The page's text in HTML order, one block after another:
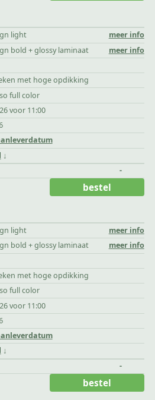
light
meer info
bold + glossy laminaat
meer info
met hoge opdikking
full color
voor 11:00
-
light
meer info
bold + glossy laminaat
meer info
met hoge opdikking
full color
voor 11:00
bestel
-
bestel